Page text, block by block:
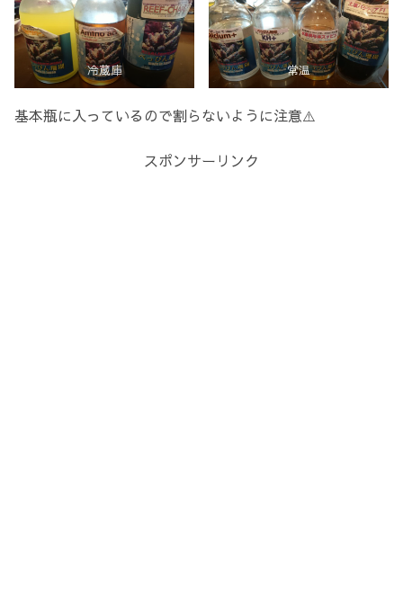
冷蔵庫 常温
基本瓶に入っているので割らないように注意⚠️
スポンサーリンク